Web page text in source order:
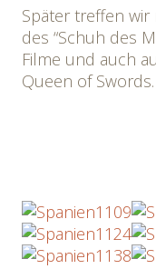
Später treffen
des “Schuh des
Filme und auch
Queen of Swords.